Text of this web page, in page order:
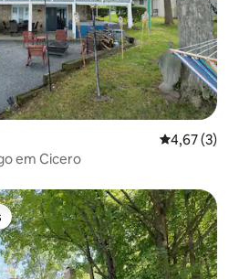
4,67 de
4,67 (3)
em Cicero